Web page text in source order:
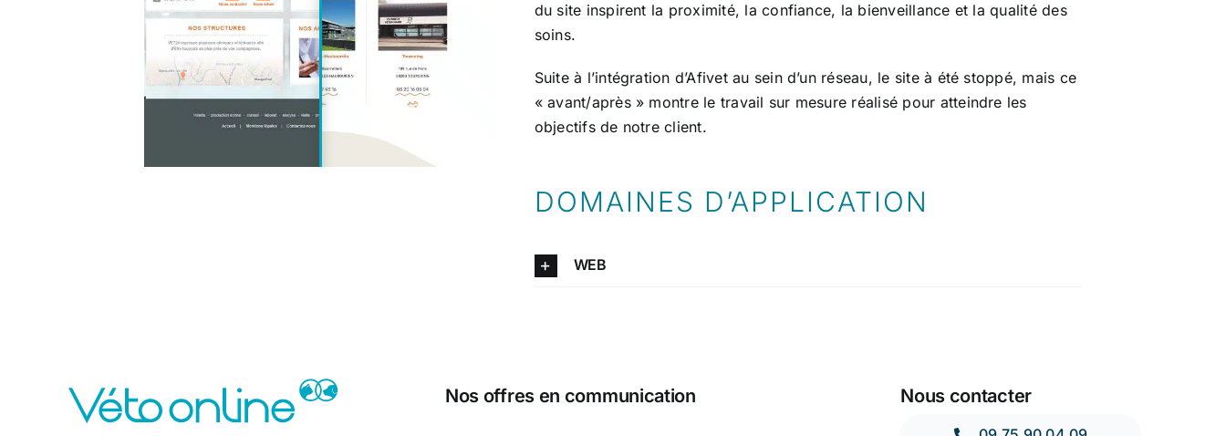
du site inspirent la proximité, la confiance, la bienveillance et la qualité des
soins.
Suite à l’intégration d’Afivet au sein d’un réseau, le site à été stoppé, mais ce
« avant/après » montre le travail sur mesure réalisé pour atteindre les
objectifs de notre client.
DOMAINES D’APPLICATION
WEB
Nos offres en communication Nous contacter